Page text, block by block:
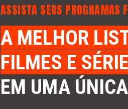
ASSISTA SEUS PROGRAMAS
A MELHOR
FILMES E
EM UMA